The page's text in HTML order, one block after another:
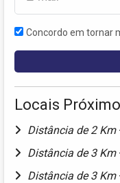
Concordo em tornar
Locais
Distância de 2 Km
Distância de 3 Km
Distância de 3 Km